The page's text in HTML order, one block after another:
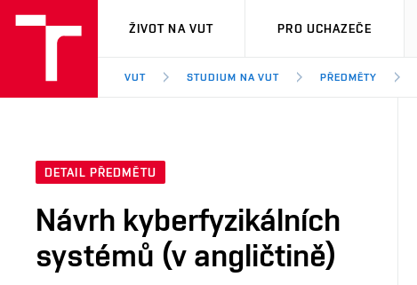
VUT
ŽIVOT NA VUT PRO UCHAZEČE
VUT STUDIUM NA VUT PŘEDMĚTY
DETAIL PŘEDMĚTU
Návrh kyberfyzikálních
systémů (v angličtině)